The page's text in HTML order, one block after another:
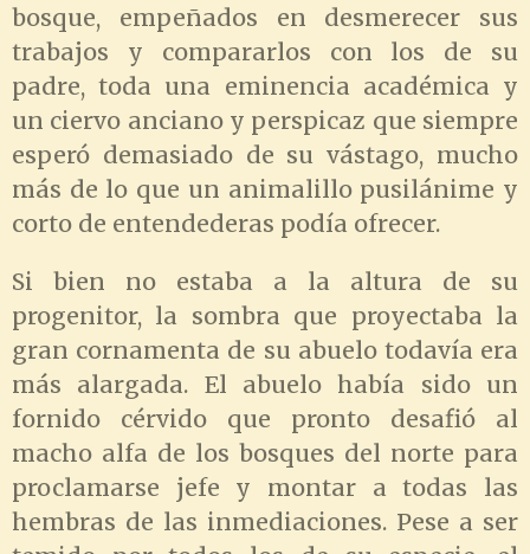
bosque, empeñados en desmerecer sus
trabajos y compararlos con los de su
padre, toda una eminencia académica y
un ciervo anciano y perspicaz que siempre
esperó demasiado de su vástago, mucho
más de lo que un animalillo pusilánime y
corto de entendederas podía ofrecer.
Si bien no estaba a la altura de su
progenitor, la sombra que proyectaba la
gran cornamenta de su abuelo todavía era
más alargada. El abuelo había sido un
fornido cérvido que pronto desafió al
macho alfa de los bosques del norte para
proclamarse jefe y montar a todas las
hembras de las inmediaciones. Pese a ser